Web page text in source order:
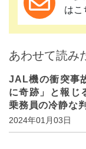
はこ
あわせて読み
JAL機の衝突事
に奇跡」と報じ
乗務員の冷静な
2024年01月03日